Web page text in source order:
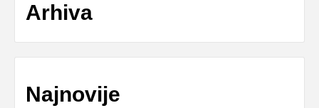
Arhiva
Najnovije